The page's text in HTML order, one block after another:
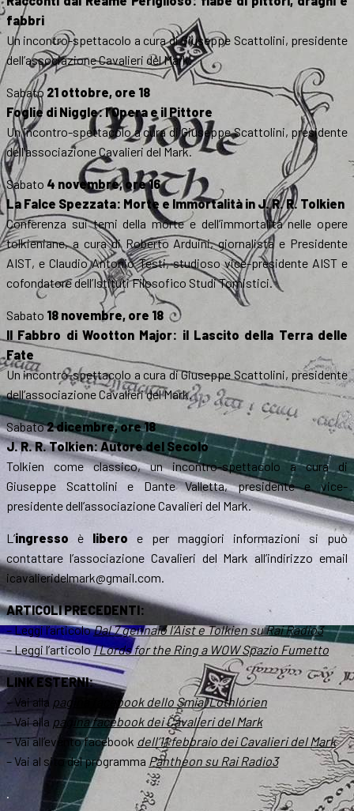
fabbri
Un incontro-spettacolo a cura di Giuseppe Scattolini, presidente
dell’associazione Cavalieri del Mark.
Sabato 21 ottobre, ore 18
Foglie di Niggle: l’Opera e il Pittore
Un incontro-spettacolo a cura di Giuseppe Scattolini, presidente
dell’associazione Cavalieri del Mark.
Sabato 4 novembre, ore 16
La Falce Spezzata: Morte e Immortalità in J. R. R. Tolkien
Conferenza sui temi della morte e dell’immortalità nelle opere
tolkieniane, a cura di Roberto Arduini, giornalista e Presidente
AIST, e Claudio Antonio Testi, studioso vice-presidente AIST e
cofondatore dell’Istituti Filosofico Studi Tomistici.
Sabato 18 novembre, ore 18
Il Fabbro di Wootton Major: il Lascito della Terra delle
Fate
Un incontro-spettacolo a cura di Giuseppe Scattolini, presidente
dell’associazione Cavalieri del Mark.
Sabato2 dicembre, ore 18
J. R. R. Tolkien: Autore del Secolo
Tolkien come classico, un incontro-spettacolo a cura di
Giuseppe Scattolini e Dante Valletta, presidente e vice-
presidente dell’associazione Cavalieri del Mark.
L’ingresso è liberoe per maggiori informazioni si può
contattare l’associazione Cavalieri del Mark all’indirizzo email
icavalieridelmark@gmail.com.
ARTICOLI PRECEDENTI:
– Leggi l’articoloDal 7 gennaio l’Aist e Tolkien su Rai Radio3
– Leggi l’articoloI Lords for the Ring a WOW Spazio Fumetto
LINK ESTERNI:
– Vai alla pagina facebook dello Smial Lothlórien
– Vai alla pagina facebook dei Cavalieri del Mark
– Vai all’evento facebook dell’11 febbraio dei Cavalieri del Mark
– Vai al sito del programma Pantheon su Rai Radio3